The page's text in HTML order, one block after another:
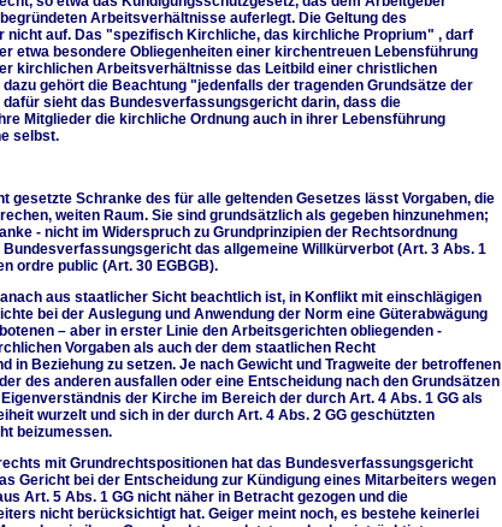
Arbeitsverhältnisse auferlegt. Die Geltung des
auf. Das "spezifisch Kirchliche, das kirchliche Proprium" , darf
etwa besondere Obliegenheiten einer kirchentreuen Lebensführung
kirchlichen Arbeitsverhältnisse das Leitbild einer christlichen
gehört die Beachtung "jedenfalls der tragenden Grundsätze der
sieht das Bundesverfassungsgericht darin, dass die
Mitglieder die kirchliche Ordnung auch in ihrer Lebensführung
selbst.
gesetzte Schranke des für alle geltenden Gesetzes lässt Vorgaben, die
weiten Raum. Sie sind grundsätzlich als gegeben hinzunehmen;
- nicht im Widerspruch zu Grundprinzipien der Rechtsordnung
das allgemeine Willkürverbot (Art. 3 Abs. 1
ordre public (Art. 30 EGBGB).
aus staatlicher Sicht beachtlich ist, in Konflikt mit einschlägigen
bei der Auslegung und Anwendung der Norm eine Güterabwägung
– aber in erster Linie den Arbeitsgerichten obliegenden -
Vorgaben als auch der dem staatlichen Recht
in Beziehung zu setzen. Je nach Gewicht und Tragweite der betroffenen
des anderen ausfallen oder eine Entscheidung nach den Grundsätzen
der Kirche im Bereich der durch Art. 4 Abs. 1 GG als
wurzelt und sich in der durch Art. 4 Abs. 2 GG geschützten
beizumessen.
mit Grundrechtspositionen hat das Bundesverfassungsgericht
Gericht bei der Entscheidung zur Kündigung eines Mitarbeiters wegen
Art. 5 Abs. 1 GG nicht näher in Betracht gezogen und die
nicht berücksichtigt hat. Geiger meint noch, es bestehe keinerlei